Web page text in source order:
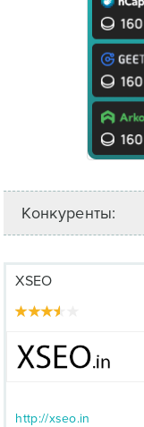
Конкуренты:
XSEO
http://xseo.in